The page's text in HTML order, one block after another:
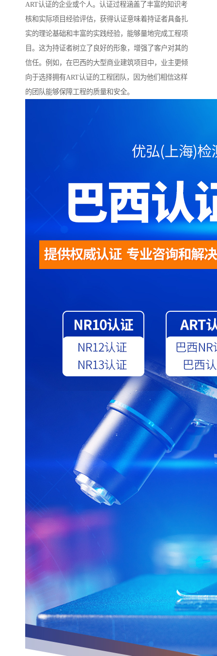
ART认证的企业或个人。认证过程涵盖了丰富的知识考
核和实际项目经验评估，获得认证意味着持证者具备扎
实的理论基础和丰富的实践经验，能够量地完成工程项
目。这为持证者树立了良好的形象，增强了客户对其的
信任。例如，在巴西的大型商业建筑项目中，业主更倾
向于选择拥有ART认证的工程团队，因为他们相信这样
的团队能够保障工程的质量和安全。